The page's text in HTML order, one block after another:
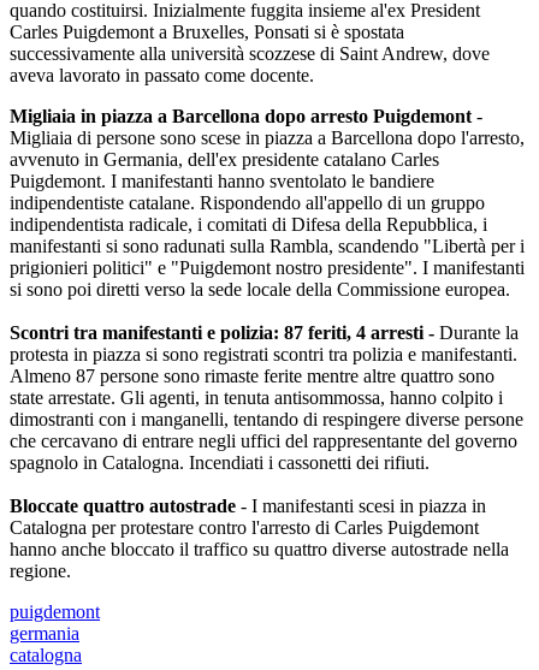
quando costituirsi. Inizialmente fuggita insieme al'ex President
Carles Puigdemont a Bruxelles, Ponsati si è spostata
successivamente alla università scozzese di Saint Andrew, dove
aveva lavorato in passato come docente.
Migliaia in piazza a Barcellona dopo arresto Puigdemont -
Migliaia di persone sono scese in piazza a Barcellona dopo l'arresto,
avvenuto in Germania, dell'ex presidente catalano Carles
Puigdemont. I manifestanti hanno sventolato le bandiere
indipendentiste catalane. Rispondendo all'appello di un gruppo
indipendentista radicale, i comitati di Difesa della Repubblica, i
manifestanti si sono radunati sulla Rambla, scandendo "Libertà per i
prigionieri politici" e "Puigdemont nostro presidente". I manifestanti
si sono poi diretti verso la sede locale della Commissione europea.
Scontri tra manifestanti e polizia: 87 feriti, 4 arresti - Durante la
protesta in piazza si sono registrati scontri tra polizia e manifestanti.
Almeno 87 persone sono rimaste ferite mentre altre quattro sono
state arrestate. Gli agenti, in tenuta antisommossa, hanno colpito i
dimostranti con i manganelli, tentando di respingere diverse persone
che cercavano di entrare negli uffici del rappresentante del governo
spagnolo in Catalogna. Incendiati i cassonetti dei rifiuti.
Bloccate quattro autostrade - I manifestanti scesi in piazza in
Catalogna per protestare contro l'arresto di Carles Puigdemont
hanno anche bloccato il traffico su quattro diverse autostrade nella
regione.
puigdemont
germania
catalogna